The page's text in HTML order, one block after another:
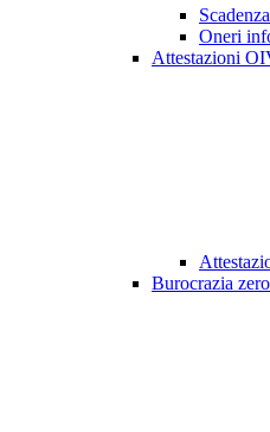
Oneri
Attestazioni
Burocrazia zero